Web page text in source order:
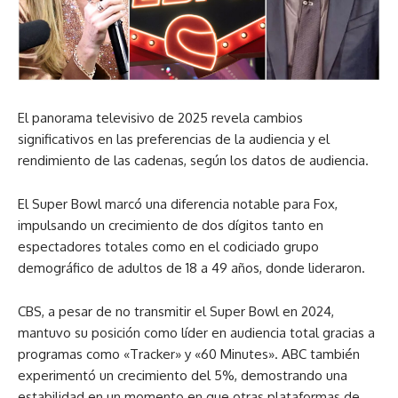
El panorama televisivo de 2025 revela cambios
significativos en las preferencias de la audiencia y el
rendimiento de las cadenas, según los datos de audiencia.
El Super Bowl marcó una diferencia notable para Fox,
impulsando un crecimiento de dos dígitos tanto en
espectadores totales como en el codiciado grupo
demográfico de adultos de 18 a 49 años, donde lideraron.
CBS, a pesar de no transmitir el Super Bowl en 2024,
mantuvo su posición como líder en audiencia total gracias a
programas como «Tracker» y «60 Minutes». ABC también
experimentó un crecimiento del 5%, demostrando una